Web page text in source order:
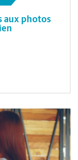
aux photos